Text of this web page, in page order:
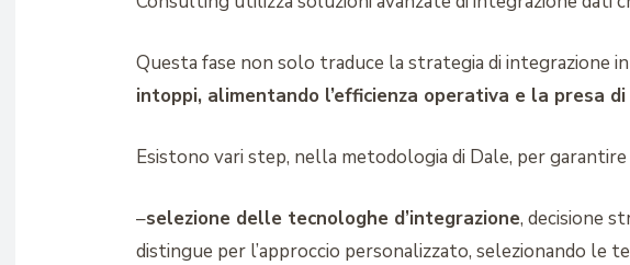
Questa fase non solo traduce la strategia di integrazione
intoppi, alimentando l’efficienza operativa e la presa
Esistono vari step, nella metodologia di Dale, per garantire
–selezione delle tecnologhe d’integrazione, decisione
distingue per l’approccio personalizzato, selezionando